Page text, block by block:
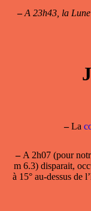
– A 23h43, la
–La
– A 2h07 (pour
m 6.3) disparait,
à 15° au-dessus de